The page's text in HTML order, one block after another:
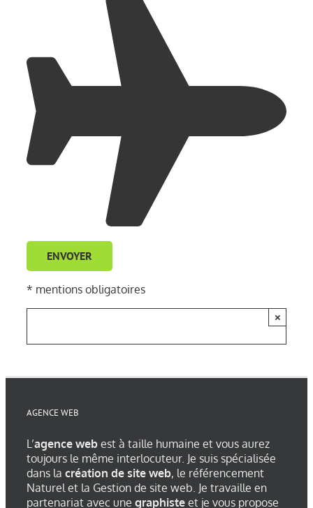
* mentions obligatoires
×
AGENCE WEB
L’agence web est à taille humaine et vous aurez
toujours le même interlocuteur. Je suis spécialisée
dans la création de site web, le référencement
Naturel et la Gestion de site web. Je travaille en
partenariat avec une graphiste et je vous propose